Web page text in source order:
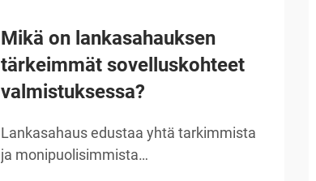
Mikä on lankasahauksen
tärkeimmät sovelluskohteet
valmistuksessa?
Lankasahaus edustaa yhtä tarkimmista
ja monipuolisimmista